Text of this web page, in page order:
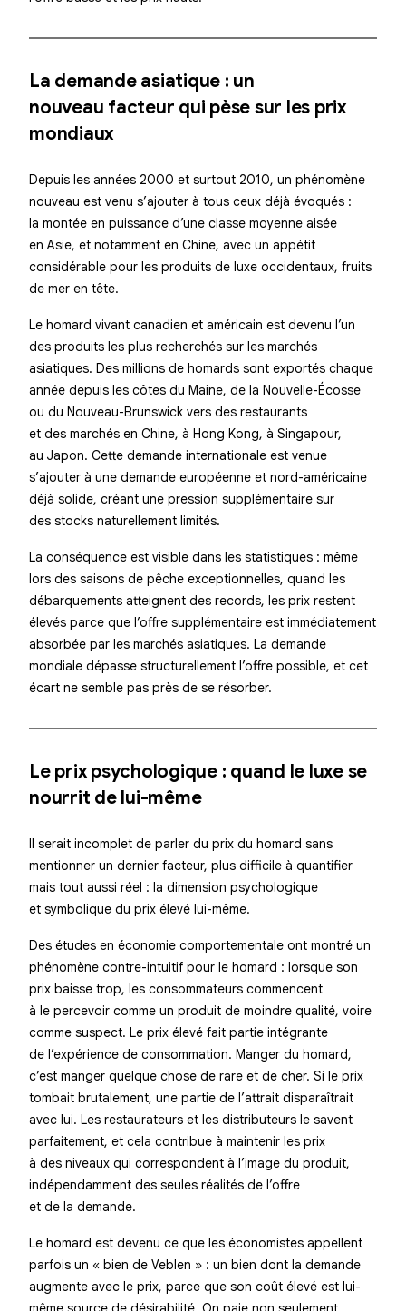
La demande asiatique : un
nouveau facteur qui pèse sur les prix
mondiaux
Depuis les années 2000 et surtout 2010, un phénomène
nouveau est venu s’ajouter à tous ceux déjà évoqués :
la montée en puissance d’une classe moyenne aisée
en Asie, et notamment en Chine, avec un appétit
considérable pour les produits de luxe occidentaux, fruits
de mer en tête.
Le homard vivant canadien et américain est devenu l’un
des produits les plus recherchés sur les marchés
asiatiques. Des millions de homards sont exportés chaque
année depuis les côtes du Maine, de la Nouvelle-Écosse
ou du Nouveau-Brunswick vers des restaurants
et des marchés en Chine, à Hong Kong, à Singapour,
au Japon. Cette demande internationale est venue
s’ajouter à une demande européenne et nord-américaine
déjà solide, créant une pression supplémentaire sur
des stocks naturellement limités.
La conséquence est visible dans les statistiques : même
lors des saisons de pêche exceptionnelles, quand les
débarquements atteignent des records, les prix restent
élevés parce que l’offre supplémentaire est immédiatement
absorbée par les marchés asiatiques. La demande
mondiale dépasse structurellement l’offre possible, et cet
écart ne semble pas près de se résorber.
Le prix psychologique : quand le luxe se
nourrit de lui-même
Il serait incomplet de parler du prix du homard sans
mentionner un dernier facteur, plus difficile à quantifier
mais tout aussi réel : la dimension psychologique
et symbolique du prix élevé lui-même.
Des études en économie comportementale ont montré un
phénomène contre-intuitif pour le homard : lorsque son
prix baisse trop, les consommateurs commencent
à le percevoir comme un produit de moindre qualité, voire
comme suspect. Le prix élevé fait partie intégrante
de l’expérience de consommation. Manger du homard,
c’est manger quelque chose de rare et de cher. Si le prix
tombait brutalement, une partie de l’attrait disparaîtrait
avec lui. Les restaurateurs et les distributeurs le savent
parfaitement, et cela contribue à maintenir les prix
à des niveaux qui correspondent à l’image du produit,
indépendamment des seules réalités de l’offre
et de la demande.
Le homard est devenu ce que les économistes appellent
parfois un « bien de Veblen » : un bien dont la demande
augmente avec le prix, parce que son coût élevé est lui-